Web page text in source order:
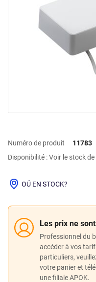
Numéro de produit
11783
Disponibilité : Voir le stock
Les prix ne
Professionnel du
accéder à vos
particuliers,
votre panier et
une filiale APOK.
OÚ EN STOCK?